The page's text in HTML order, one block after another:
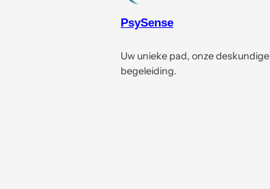
PsySense
Uw unieke pad, onze deskundige
begeleiding.